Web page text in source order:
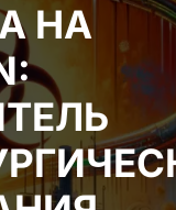
НА